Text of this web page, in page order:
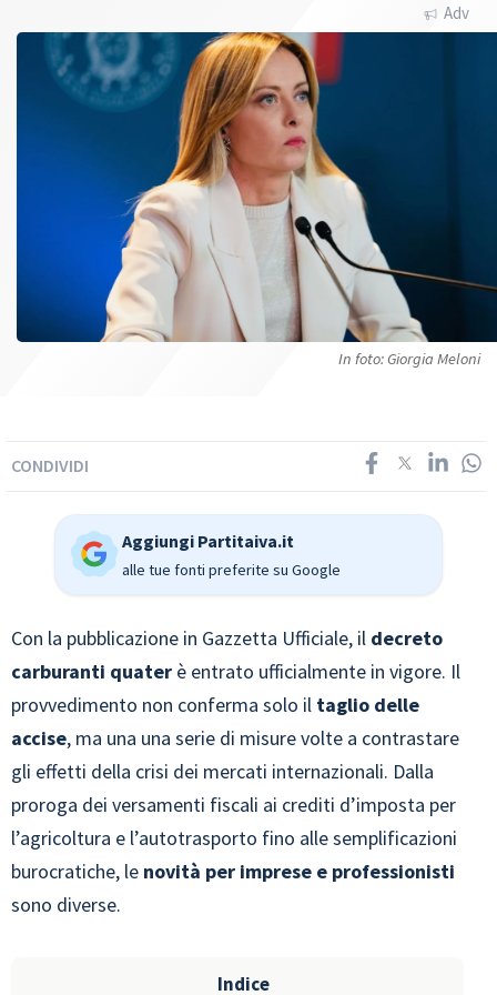
Adv
In foto: Giorgia Meloni
CONDIVIDI
Aggiungi Partitaiva.it
alle tue fonti preferite su Google
Con la pubblicazione in Gazzetta Ufficiale, il decreto
carburanti quater è entrato ufficialmente in vigore. Il
provvedimento non conferma solo il taglio delle
accise, ma una una serie di misure volte a contrastare
gli effetti della crisi dei mercati internazionali. Dalla
proroga dei versamenti fiscali ai crediti d’imposta per
l’agricoltura e l’autotrasporto fino alle semplificazioni
burocratiche, le novità per imprese e professionisti
sono diverse.
Indice